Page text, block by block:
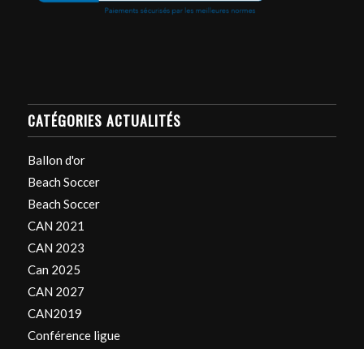
CATÉGORIES ACTUALITÉS
Ballon d'or
Beach Soccer
Beach Soccer
CAN 2021
CAN 2023
Can 2025
CAN 2027
CAN2019
Conférence ligue